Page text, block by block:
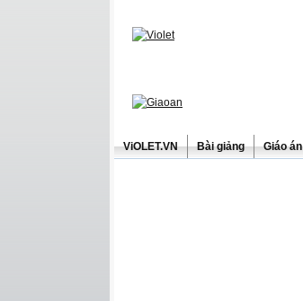
ViOLET.VN Bài giảng Giáo án